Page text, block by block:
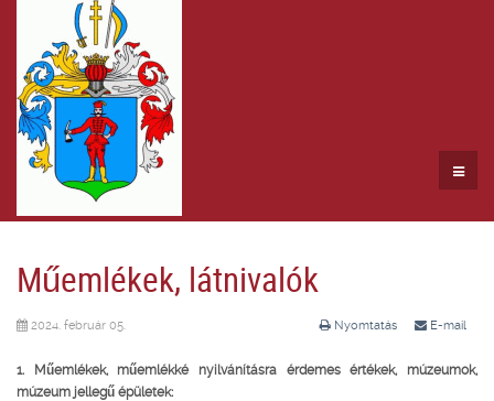
Műemlékek, látnivalók
Nyomtatás E-mail
2024. február 05.
1. Műemlékek, műemlékké nyilvánításra érdemes értékek, múzeumok,
múzeum jellegű épületek: